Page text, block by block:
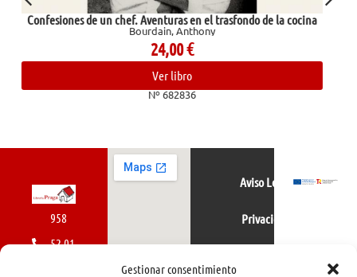
Gestionar consentimiento
trasfondo de la cocina El río tiene raíces
Nº 681826
958
52 01
Aviso Legal
Privacidad